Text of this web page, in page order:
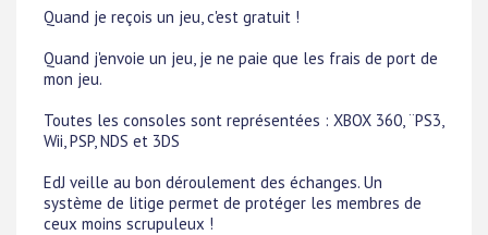
Quand je reçois un jeu, c'est gratuit !
Quand j'envoie un jeu, je ne paie que les frais de port de
mon jeu.
Toutes les consoles sont représentées : XBOX 360, ¨PS3,
Wii, PSP, NDS et 3DS
EdJ veille au bon déroulement des échanges. Un
système de litige permet de protéger les membres de
ceux moins scrupuleux !